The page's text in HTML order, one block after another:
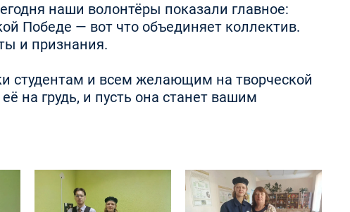
наши волонтёры показали главное:
Победе — вот что объединяет коллектив.
и признания.
студентам и всем желающим на творческой
на грудь, и пусть она станет вашим